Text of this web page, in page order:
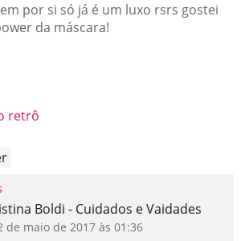
por si só já é um luxo rsrs gostei
da máscara!
retrô
Boldi - Cuidados e Vaidades
de maio de 2017 às 01:36